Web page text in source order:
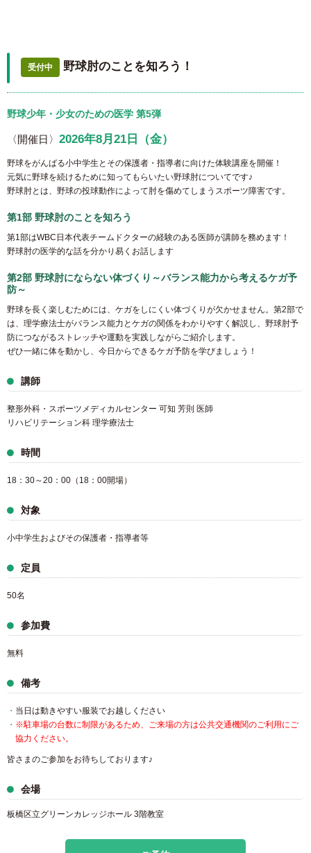
受付中 野球肘のことを知ろう！
野球少年・少女のための医学 第5弾
〈開催日〉 2026年8月21日（金）
野球をがんばる小中学生とその保護者・指導者に向けた体験講座を開催！
元気に野球を続けるために知ってもらいたい野球肘についてです♪
野球肘とは、野球の投球動作によって肘を傷めてしまうスポーツ障害です。
第1部 野球肘のことを知ろう
第1部はWBC日本代表チームドクターの経験のある医師が講師を務めます！
野球肘の医学的な話を分かり易くお話します
第2部 野球肘にならない体づくり～バランス能力から考えるケガ予
防～
野球を長く楽しむためには、ケガをしにくい体づくりが欠かせません。第2部で
は、理学療法士がバランス能力とケガの関係をわかりやすく解説し、野球肘予
防につながるストレッチや運動を実践しながらご紹介します。
ぜひ一緒に体を動かし、今日からできるケガ予防を学びましょう！
講師
整形外科・スポーツメディカルセンター 可知 芳則 医師
リハビリテーション科 理学療法士
時間
18：30～20：00（18：00開場）
対象
小中学生およびその保護者・指導者等
定員
50名
参加費
無料
備考
当日は動きやすい服装でお越しください
※駐車場の台数に制限があるため、ご来場の方は公共交通機関のご利用にご
協力ください。
皆さまのご参加をお待ちしております♪
会場
板橋区立グリーンカレッジホール 3階教室